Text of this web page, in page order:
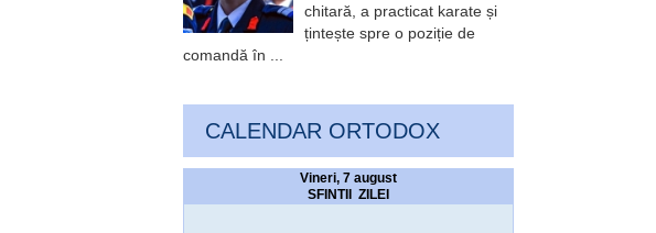
chitară, a practicat karate și
țintește spre o poziție de
comandă în ...
CALENDAR ORTODOX
Vineri, 7 august
SFINTII ZILEI